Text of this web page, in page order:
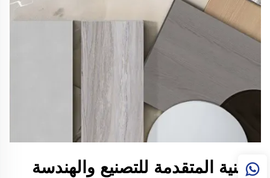
التقنية المتقدمة للتصنيع والهندسة